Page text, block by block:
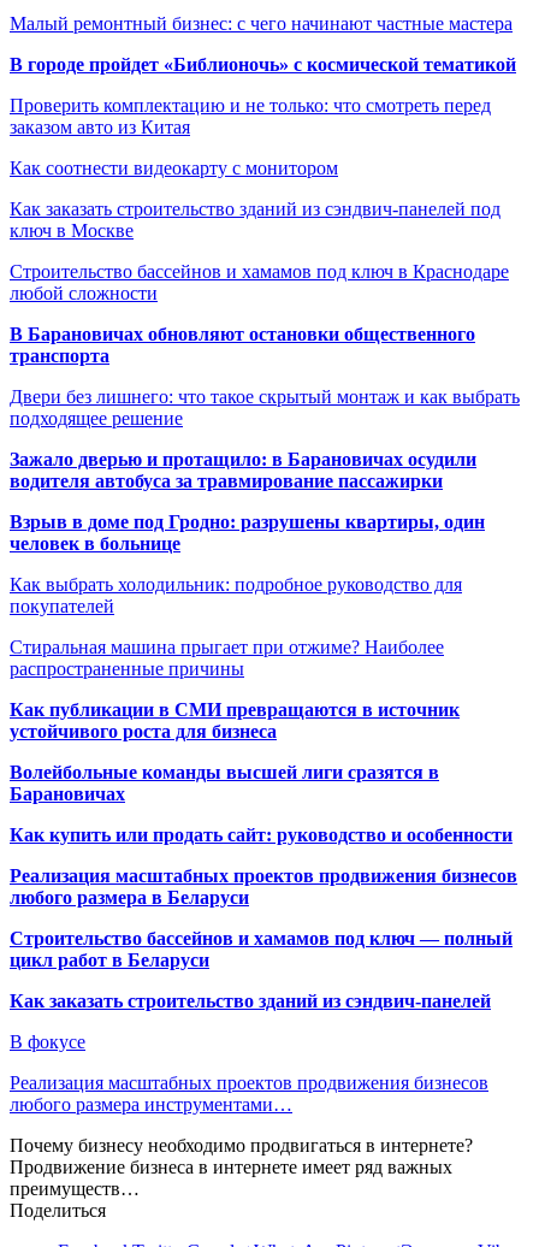
Малый ремонтный бизнес: с чего начинают частные мастера
В городе пройдет «Библионочь» с космической тематикой
Проверить комплектацию и не только: что смотреть перед
заказом авто из Китая
Как соотнести видеокарту с монитором
Как заказать строительство зданий из сэндвич-панелей под
ключ в Москве
Строительство бассейнов и хамамов под ключ в Краснодаре
любой сложности
В Барановичах обновляют остановки общественного
транспорта
Двери без лишнего: что такое скрытый монтаж и как выбрать
подходящее решение
Зажало дверью и протащило: в Барановичах осудили
водителя автобуса за травмирование пассажирки
Взрыв в доме под Гродно: разрушены квартиры, один
человек в больнице
Как выбрать холодильник: подробное руководство для
покупателей
Стиральная машина прыгает при отжиме? Наиболее
распространенные причины
Как публикации в СМИ превращаются в источник
устойчивого роста для бизнеса
Волейбольные команды высшей лиги сразятся в
Барановичах
Как купить или продать сайт: руководство и особенности
Реализация масштабных проектов продвижения бизнесов
любого размера в Беларуси
Строительство бассейнов и хамамов под ключ — полный
цикл работ в Беларуси
Как заказать строительство зданий из сэндвич-панелей
В фокусе
Реализация масштабных проектов продвижения бизнесов
любого размера инструментами…
Почему бизнесу необходимо продвигаться в интернете?
Продвижение бизнеса в интернете имеет ряд важных
преимуществ…
Поделиться